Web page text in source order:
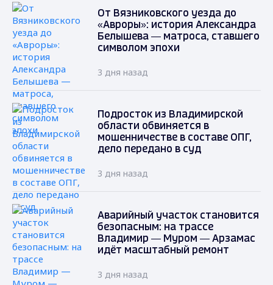
От Вязниковского уезда до
«Авроры»: история Александра
Белышева — матроса, ставшего
символом эпохи
3 дня назад
Подросток из Владимирской
области обвиняется в
мошенничестве в составе ОПГ,
дело передано в суд
3 дня назад
Аварийный участок становится
безопасным: на трассе
Владимир — Муром — Арзамас
идёт масштабный ремонт
3 дня назад